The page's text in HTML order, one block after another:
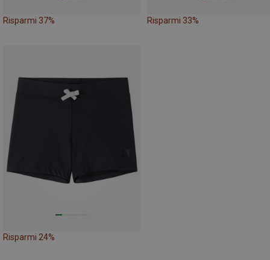
Risparmi 37% Risparmi 33%
Risparmi 24%